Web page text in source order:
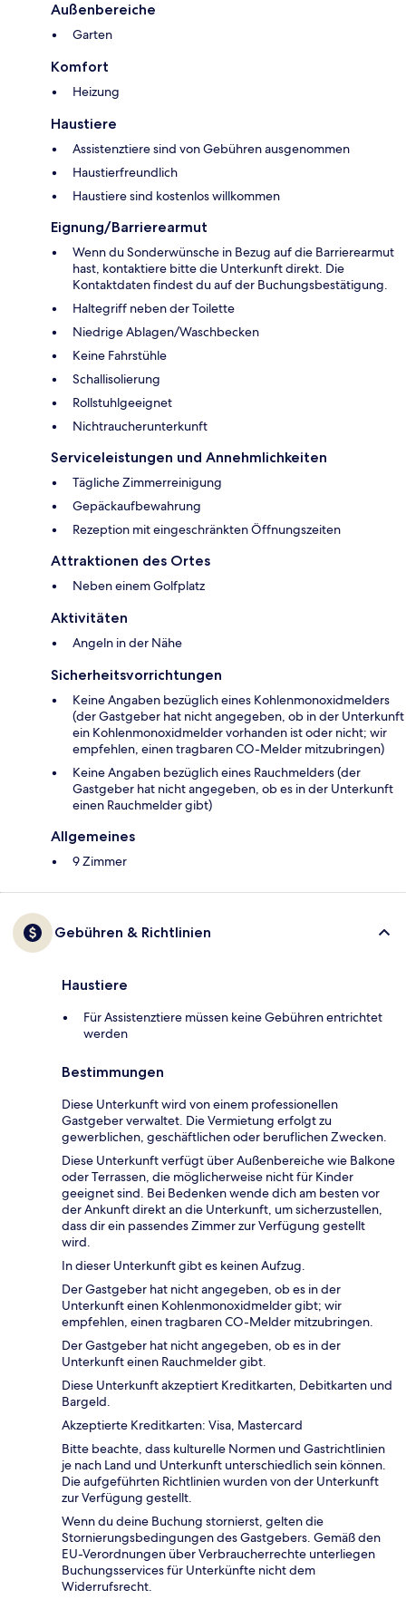
Außenbereiche
Garten
Komfort
Heizung
Haustiere
Assistenztiere sind von Gebühren ausgenommen
Haustierfreundlich
Haustiere sind kostenlos willkommen
Eignung/Barrierearmut
Wenn du Sonderwünsche in Bezug auf die Barrierearmut
hast, kontaktiere bitte die Unterkunft direkt. Die
Kontaktdaten findest du auf der Buchungsbestätigung.
Haltegriff neben der Toilette
Niedrige Ablagen/Waschbecken
Keine Fahrstühle
Schallisolierung
Rollstuhlgeeignet
Nichtraucherunterkunft
Serviceleistungen und Annehmlichkeiten
Tägliche Zimmerreinigung
Gepäckaufbewahrung
Rezeption mit eingeschränkten Öffnungszeiten
Attraktionen des Ortes
Neben einem Golfplatz
Aktivitäten
Angeln in der Nähe
Sicherheitsvorrichtungen
Keine Angaben bezüglich eines Kohlenmonoxidmelders
(der Gastgeber hat nicht angegeben, ob in der Unterkunft
ein Kohlenmonoxidmelder vorhanden ist oder nicht; wir
empfehlen, einen tragbaren CO-Melder mitzubringen)
Keine Angaben bezüglich eines Rauchmelders (der
Gastgeber hat nicht angegeben, ob es in der Unterkunft
einen Rauchmelder gibt)
Allgemeines
9 Zimmer
Gebühren & Richtlinien
Haustiere
Für Assistenztiere müssen keine Gebühren entrichtet
werden
Bestimmungen
Diese Unterkunft wird von einem professionellen
Gastgeber verwaltet. Die Vermietung erfolgt zu
gewerblichen, geschäftlichen oder beruflichen Zwecken.
Diese Unterkunft verfügt über Außenbereiche wie Balkone
oder Terrassen, die möglicherweise nicht für Kinder
geeignet sind. Bei Bedenken wende dich am besten vor
der Ankunft direkt an die Unterkunft, um sicherzustellen,
dass dir ein passendes Zimmer zur Verfügung gestellt
wird.
In dieser Unterkunft gibt es keinen Aufzug.
Der Gastgeber hat nicht angegeben, ob es in der
Unterkunft einen Kohlenmonoxidmelder gibt; wir
empfehlen, einen tragbaren CO-Melder mitzubringen.
Der Gastgeber hat nicht angegeben, ob es in der
Unterkunft einen Rauchmelder gibt.
Diese Unterkunft akzeptiert Kreditkarten, Debitkarten und
Bargeld.
Akzeptierte Kreditkarten: Visa, Mastercard
Bitte beachte, dass kulturelle Normen und Gastrichtlinien
je nach Land und Unterkunft unterschiedlich sein können.
Die aufgeführten Richtlinien wurden von der Unterkunft
zur Verfügung gestellt.
Wenn du deine Buchung stornierst, gelten die
Stornierungsbedingungen des Gastgebers. Gemäß den
EU-Verordnungen über Verbraucherrechte unterliegen
Buchungsservices für Unterkünfte nicht dem
Widerrufsrecht.